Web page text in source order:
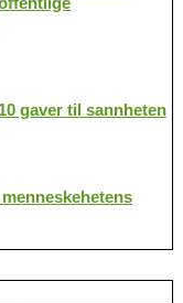
gaver til sannheten